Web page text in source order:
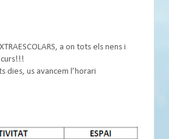
a on tots els nens i
dies, us avancem l’horari